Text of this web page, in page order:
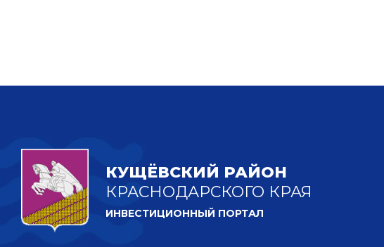
КУЩЁВСКИЙ РАЙОН
КРАСНОДАРСКОГО КРАЯ
ИНВЕСТИЦИОННЫЙ ПОРТАЛ